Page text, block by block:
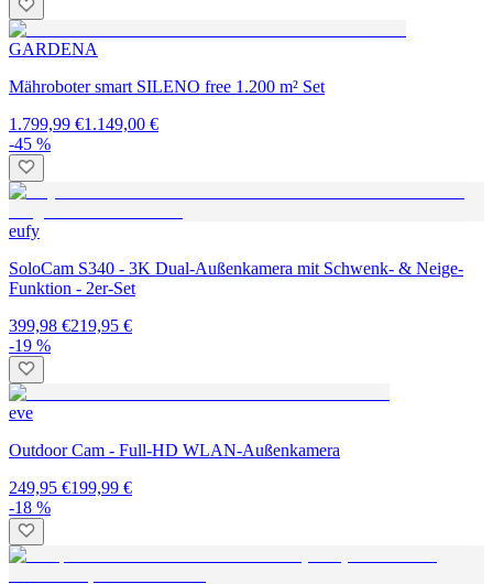
GARDENA
Mähroboter smart SILENO free 1.200 m² Set
1.799,99 €1.149,00 €
-45 %
eufy
SoloCam S340 - 3K Dual-Außenkamera mit Schwenk- & Neige-
Funktion - 2er-Set
399,98 €219,95 €
-19 %
eve
Outdoor Cam - Full-HD WLAN-Außenkamera
249,95 €199,99 €
-18 %